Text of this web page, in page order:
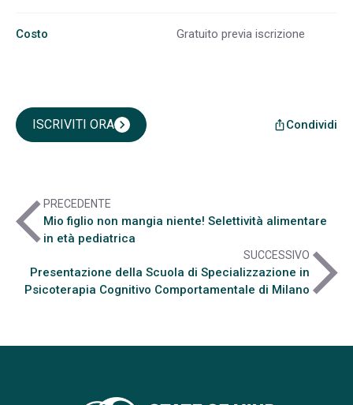
Costo Gratuito previa iscrizione
ISCRIVITI ORAchevron_right ios_shareCondividi
arrow_back_iosPRECEDENTE
Mio figlio non mangia niente! Selettività alimentare
in età pediatrica
SUCCESSIVO
Presentazione della Scuola di Specializzazione in
Psicoterapia Cognitivo Comportamentale di Milanoarrow_forward_ios